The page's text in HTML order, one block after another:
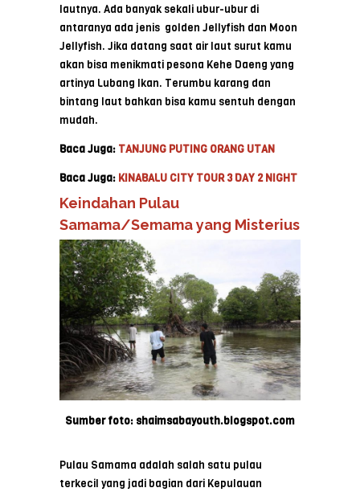
lautnya. Ada banyak sekali ubur-ubur di
antaranya ada jenis golden Jellyfish dan Moon
Jellyfish. Jika datang saat air laut surut kamu
akan bisa menikmati pesona Kehe Daeng yang
artinya Lubang Ikan. Terumbu karang dan
bintang laut bahkan bisa kamu sentuh dengan
mudah.
Baca Juga: TANJUNG PUTING ORANG UTAN
Baca Juga: KINABALU CITY TOUR 3 DAY 2 NIGHT
Keindahan Pulau
Samama/Semama yang Misterius
Sumber foto: shaimsabayouth.blogspot.com
Pulau Samama adalah salah satu pulau
terkecil yang jadi bagian dari Kepulauan